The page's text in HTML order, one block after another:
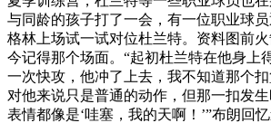
与同龄的孩子打了一会，有一位职业球
格林上场试一试对位杜兰特。资料图前
今记得那个场面。“起初杜兰特在他身上
一次快攻，他冲了上去，我不知道那个
对他来说只是普通的动作，但那一扣发
表情都像是‘哇塞，我的天啊！’”布朗回